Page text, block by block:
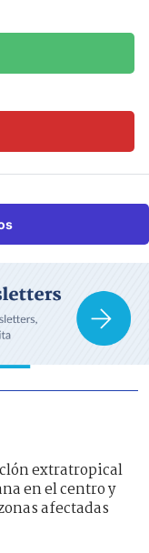
extratropical
en el centro y
afectadas